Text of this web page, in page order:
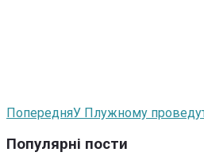
ПопередняУ Плужному
Популярні пости